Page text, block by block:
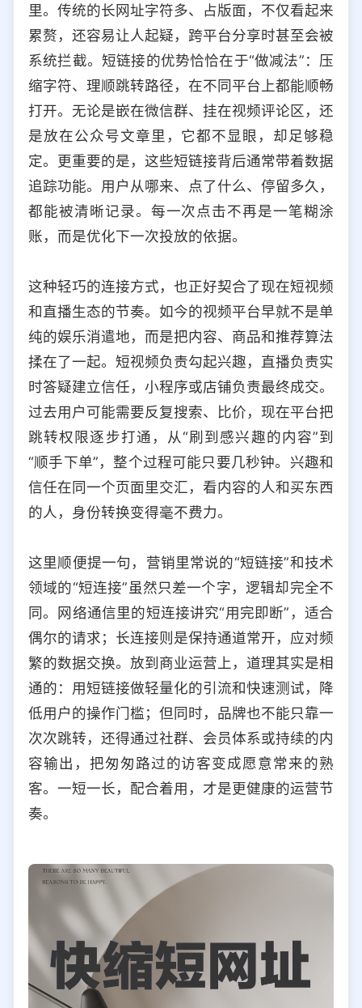
里。传统的长网址字符多、占版面，不仅看起来
累赘，还容易让人起疑，跨平台分享时甚至会被
系统拦截。短链接的优势恰恰在于“做减法”：压
缩字符、理顺跳转路径，在不同平台上都能顺畅
打开。无论是嵌在微信群、挂在视频评论区，还
是放在公众号文章里，它都不显眼，却足够稳
定。更重要的是，这些短链接背后通常带着数据
追踪功能。用户从哪来、点了什么、停留多久，
都能被清晰记录。每一次点击不再是一笔糊涂
账，而是优化下一次投放的依据。
这种轻巧的连接方式，也正好契合了现在短视频
和直播生态的节奏。如今的视频平台早就不是单
纯的娱乐消遣地，而是把内容、商品和推荐算法
揉在了一起。短视频负责勾起兴趣，直播负责实
时答疑建立信任，小程序或店铺负责最终成交。
过去用户可能需要反复搜索、比价，现在平台把
跳转权限逐步打通，从“刷到感兴趣的内容”到
“顺手下单”，整个过程可能只要几秒钟。兴趣和
信任在同一个页面里交汇，看内容的人和买东西
的人，身份转换变得毫不费力。
这里顺便提一句，营销里常说的“短链接”和技术
领域的“短连接”虽然只差一个字，逻辑却完全不
同。网络通信里的短连接讲究“用完即断”，适合
偶尔的请求；长连接则是保持通道常开，应对频
繁的数据交换。放到商业运营上，道理其实是相
通的：用短链接做轻量化的引流和快速测试，降
低用户的操作门槛；但同时，品牌也不能只靠一
次次跳转，还得通过社群、会员体系或持续的内
容输出，把匆匆路过的访客变成愿意常来的熟
客。一短一长，配合着用，才是更健康的运营节
奏。